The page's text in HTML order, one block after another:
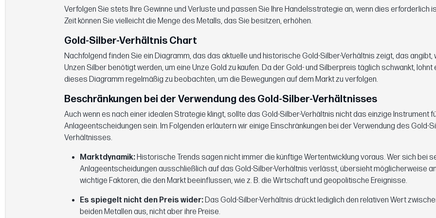
Verfolgen Sie stets Ihre Gewinne und Verluste und passen Sie Ihre Handelsstrategie an, wenn dies erforderlich
Zeit können Sie vielleicht die Menge des Metalls, das Sie besitzen, erhöhen.
Gold-Silber-Verhältnis Chart
Nachfolgend finden Sie ein Diagramm, das das aktuelle und historische Gold-Silber-Verhältnis zeigt, das angibt,
Unzen Silber benötigt werden, um eine Unze Gold zu kaufen. Da der Gold- und Silberpreis täglich schwankt, lohnt
dieses Diagramm regelmäßig zu beobachten, um die Bewegungen auf dem Markt zu verfolgen.
Beschränkungen bei der Verwendung des Gold-Silber-Verhältnisses
Auch wenn es nach einer idealen Strategie klingt, sollte das Gold-Silber-Verhältnis nicht das einzige Instrument
Anlageentscheidungen sein. Im Folgenden erläutern wir einige Einschränkungen bei der Verwendung des Gold-
Verhältnisses.
Marktdynamik:Historische Trends sagen nicht immer die künftige Wertentwicklung voraus. Wer sich bei
Anlageentscheidungen ausschließlich auf das Gold-Silber-Verhältnis verlässt, übersieht möglicherweise
wichtige Faktoren, die den Markt beeinflussen, wie z. B. die Wirtschaft und geopolitische Ereignisse.
Es spiegelt nicht den Preis wider:Das Gold-Silber-Verhältnis drückt lediglich den relativen Wert
beiden Metallen aus, nicht aber ihre Preise.